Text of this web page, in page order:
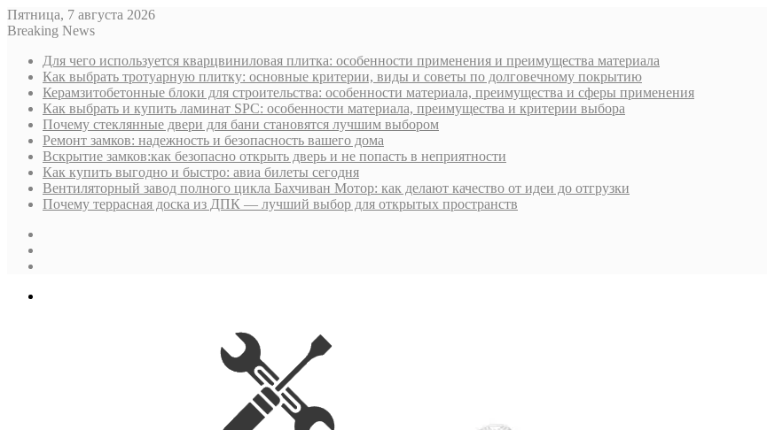
Пятница, 7 августа 2026
Breaking News
Для чего используется кварцвиниловая плитка: особенности применения и преимущества материала
Как выбрать тротуарную плитку: основные критерии, виды и советы по долговечному покрытию
Керамзитобетонные блоки для строительства: особенности материала, преимущества и сферы применения
Как выбрать и купить ламинат SPC: особенности материала, преимущества и критерии выбора
Почему стеклянные двери для бани становятся лучшим выбором
Ремонт замков: надежность и безопасность вашего дома
Вскрытие замков:как безопасно открыть дверь и не попасть в неприятности
Как купить выгодно и быстро: авиа билеты сегодня
Вентиляторный завод полного цикла Бахчиван Мотор: как делают качество от идеи до отгрузки
Почему террасная доска из ДПК — лучший выбор для открытых пространств